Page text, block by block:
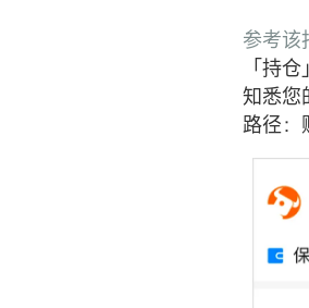
参考该
「持
知悉您
路径：